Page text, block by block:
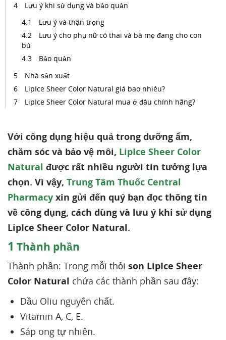
Lưu ý khi sử dụng và bảo quản
Lưu ý và thận trọng
Lưu ý cho phụ nữ có thai và bà mẹ đang cho con
bú
Bảo quản
Nhà sản xuất
LipIce Sheer Color Natural giá bao nhiêu?
LipIce Sheer Color Natural mua ở đâu chính hãng?
Với công dụng hiệu quả trong dưỡng ẩm,
chăm sóc và bảo vệ môi, LipIce Sheer Color
Natural được rất nhiều người tin tưởng lựa
chọn. Vì vậy, Trung Tâm Thuốc Central
Pharmacy xin gửi đến quý bạn đọc thông tin
về công dụng, cách dùng và lưu ý khi sử dụng
LipIce Sheer Color Natural.
1 Thành phần
Thành phần: Trong mỗi thỏi son LipIce Sheer
Color Natural chứa các thành phần sau đây:
Dầu Oliu nguyên chất.
Vitamin A, C, E.
Sáp ong tự nhiên.